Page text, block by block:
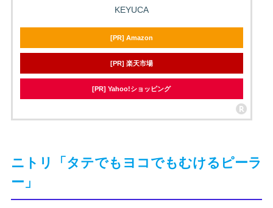
KEYUCA
[PR] Amazon
[PR] 楽天市場
[PR] Yahoo!ショッピング
ニトリ「タテでもヨコでもむけるピーラ
ー」